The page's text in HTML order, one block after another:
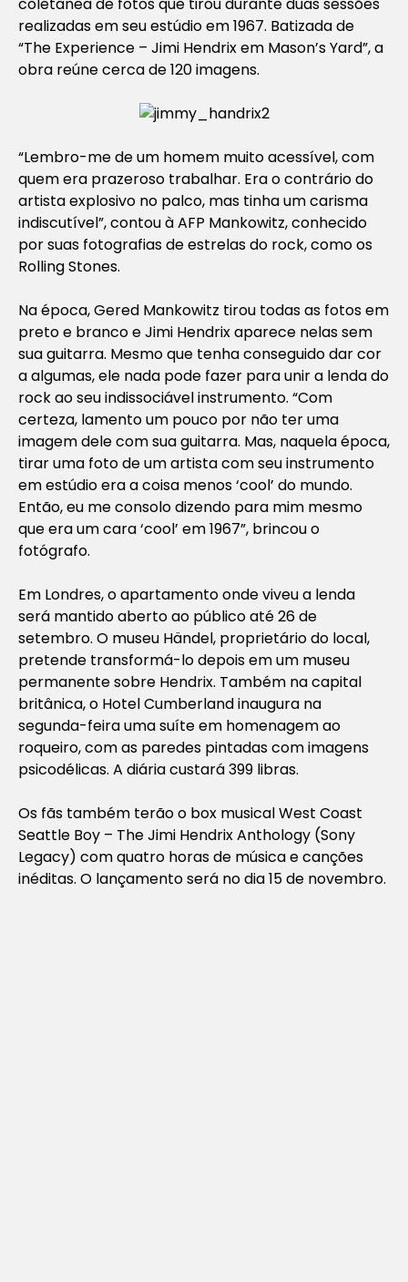
realizadas em seu estúdio em 1967. Batizada de
“The Experience – Jimi Hendrix em Mason’s Yard”, a
obra reúne cerca de 120 imagens.
“Lembro-me de um homem muito acessível, com
quem era prazeroso trabalhar. Era o contrário do
artista explosivo no palco, mas tinha um carisma
indiscutível”, contou à AFP Mankowitz, conhecido
por suas fotografias de estrelas do rock, como os
Rolling Stones.
Na época, Gered Mankowitz tirou todas as fotos em
preto e branco e Jimi Hendrix aparece nelas sem
sua guitarra. Mesmo que tenha conseguido dar cor
a algumas, ele nada pode fazer para unir a lenda do
rock ao seu indissociável instrumento. “Com
certeza, lamento um pouco por não ter uma
imagem dele com sua guitarra. Mas, naquela época,
tirar uma foto de um artista com seu instrumento
em estúdio era a coisa menos ‘cool’ do mundo.
Então, eu me consolo dizendo para mim mesmo
que era um cara ‘cool’ em 1967”, brincou o
fotógrafo.
Em Londres, o apartamento onde viveu a lenda
será mantido aberto ao público até 26 de
setembro. O museu Händel, proprietário do local,
pretende transformá-lo depois em um museu
permanente sobre Hendrix. Também na capital
britânica, o Hotel Cumberland inaugura na
segunda-feira uma suíte em homenagem ao
roqueiro, com as paredes pintadas com imagens
psicodélicas. A diária custará 399 libras.
Os fãs também terão o box musicalWest Coast
Seattle Boy – The Jimi Hendrix Anthology (Sony
Legacy) com quatro horas de música e canções
inéditas. O lançamento será no dia 15 de novembro.